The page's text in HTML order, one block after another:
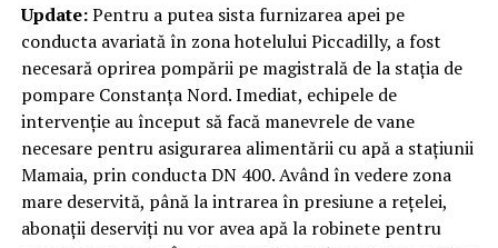
Update:Pentru a putea sista furnizarea apei pe
conducta avariată în zona hotelului Piccadilly, a fost
necesară oprirea pompării pe magistrală de la stația de
pompare Constanța Nord. Imediat, echipele de
intervenție au început să facă manevrele de vane
necesare pentru asigurarea alimentării cu apă a stațiunii
Mamaia, prin conducta DN 400. Având în vedere zona
mare deservită, până la intrarea în presiune a rețelei,
abonații deserviți nu vor avea apă la robinete pentru